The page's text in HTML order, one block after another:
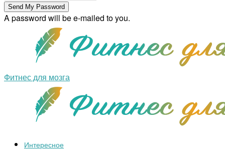
A password will be e-mailed to you.
Фитнес для мозга
Интересное